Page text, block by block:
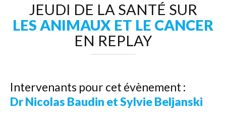
JEUDI DE LA SANTÉ SUR
LES ANIMAUX ET LE CANCER
EN REPLAY
Intervenants pour cet évènement :
Dr Nicolas Baudin et Sylvie Beljanski